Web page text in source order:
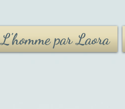
L'homme par Laora